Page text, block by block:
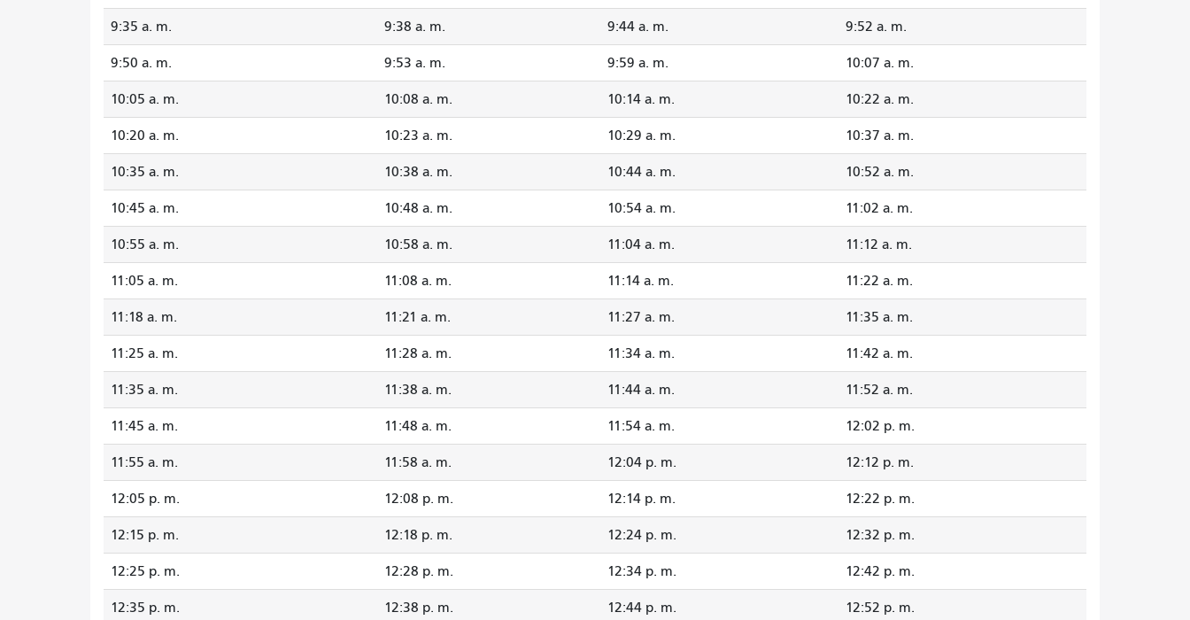
9:35 a. m. 9:38 a. m. 9:44 a. m. 9:52 a. m.
9:50 a. m. 9:53 a. m. 9:59 a. m. 10:07 a. m.
10:05 a. m. 10:08 a. m. 10:14 a. m. 10:22 a. m.
10:20 a. m. 10:23 a. m. 10:29 a. m. 10:37 a. m.
10:35 a. m. 10:38 a. m. 10:44 a. m. 10:52 a. m.
10:45 a. m. 10:48 a. m. 10:54 a. m. 11:02 a. m.
10:55 a. m. 10:58 a. m. 11:04 a. m. 11:12 a. m.
11:05 a. m. 11:08 a. m. 11:14 a. m. 11:22 a. m.
11:18 a. m. 11:21 a. m. 11:27 a. m. 11:35 a. m.
11:25 a. m. 11:28 a. m. 11:34 a. m. 11:42 a. m.
11:35 a. m. 11:38 a. m. 11:44 a. m. 11:52 a. m.
11:45 a. m. 11:48 a. m. 11:54 a. m. 12:02 p. m.
11:55 a. m. 11:58 a. m. 12:04 p. m. 12:12 p. m.
12:05 p. m. 12:08 p. m. 12:14 p. m. 12:22 p. m.
12:15 p. m. 12:18 p. m. 12:24 p. m. 12:32 p. m.
12:25 p. m. 12:28 p. m. 12:34 p. m. 12:42 p. m.
12:35 p. m. 12:38 p. m. 12:44 p. m. 12:52 p. m.